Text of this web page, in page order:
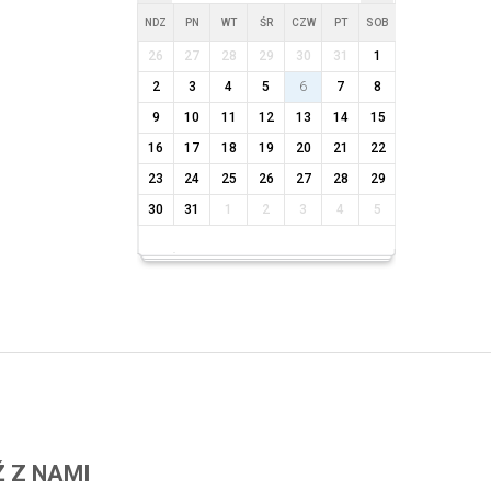
NDZ PN WT ŚR CZW PT SOB
26 27 28 29 30 31
1
2
3 4 5 6 7
8
9
10 11 12 13 14
15
16
17 18 19 20 21
22
23
24 25 26 27 28
29
30
31 1 2 3 4 5
Z NAMI